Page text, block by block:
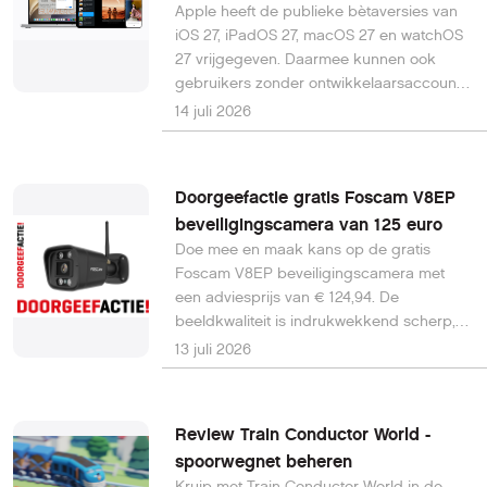
Apple heeft de publieke bètaversies van
iOS 27, iPadOS 27, macOS 27 en watchOS
27 vrijgegeven. Daarmee kunnen ook
gebruikers zonder ontwikkelaarsaccount
de nieuwste software alvast uitproberen,
enkele maanden voordat de definitieve
generatie Apple Intelligence, die AI dieper
integreert in dagelijkse apps en functies.
14 juli 2026
Doorgeefactie gratis Foscam V8EP
beveiligingscamera van 125 euro
Doe mee en maak kans op de gratis
Foscam V8EP beveiligingscamera met
een adviesprijs van € 124,94. De
beeldkwaliteit is indrukwekkend scherp,
ook ’s nachts – dankzij nachtzicht tot 20
meter. Bij de V8EP is er één kabel voor
getest, review in PC-Active
343. Adviesprijs € 124,94
13 juli 2026
Review Train Conductor World -
spoorwegnet beheren